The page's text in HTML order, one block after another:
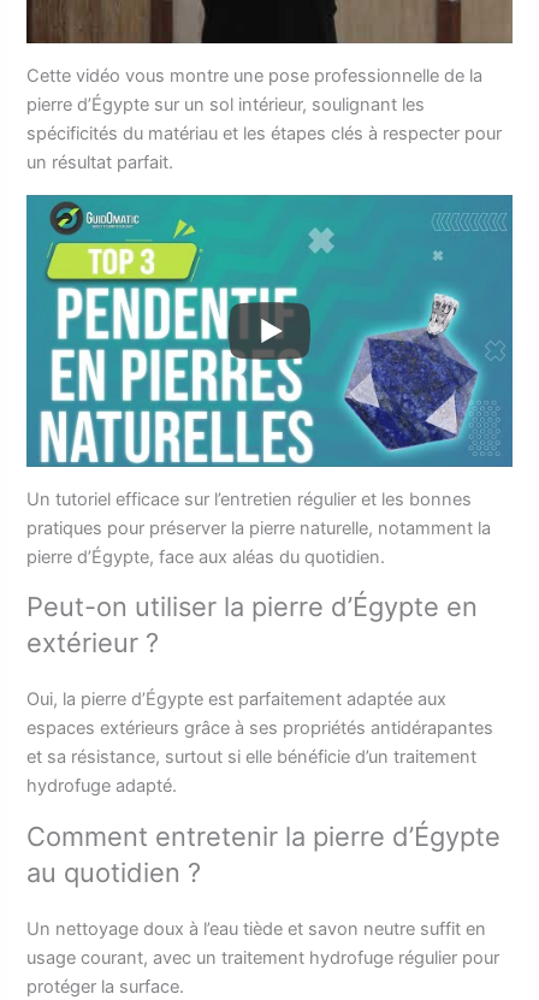
Cette vidéo vous montre une pose professionnelle de la
pierre d’Égypte sur un sol intérieur, soulignant les
spécificités du matériau et les étapes clés à respecter pour
un résultat parfait.
Un tutoriel efficace sur l’entretien régulier et les bonnes
pratiques pour préserver la pierre naturelle, notamment la
pierre d’Égypte, face aux aléas du quotidien.
Peut-on utiliser la pierre d’Égypte en
extérieur ?
Oui, la pierre d’Égypte est parfaitement adaptée aux
espaces extérieurs grâce à ses propriétés antidérapantes
et sa résistance, surtout si elle bénéficie d’un traitement
hydrofuge adapté.
Comment entretenir la pierre d’Égypte
au quotidien ?
Un nettoyage doux à l’eau tiède et savon neutre suffit en
usage courant, avec un traitement hydrofuge régulier pour
protéger la surface.